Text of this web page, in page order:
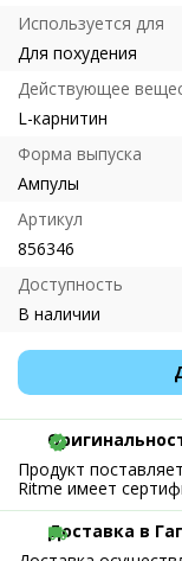
Используется для
Для похудения
Действующее
L-карнитин
Форма выпуска
Ампулы
Артикул
856346
Доступность
В наличии
Продукт
Ritme имеет
Доставка в